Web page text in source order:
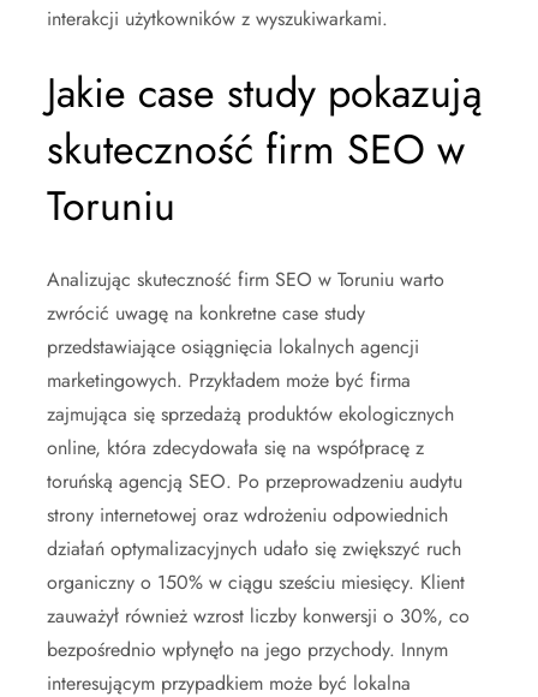
interakcji użytkowników z wyszukiwarkami.
Jakie case study pokazują
skuteczność firm SEO w
Toruniu
Analizując skuteczność firm SEO w Toruniu warto
zwrócić uwagę na konkretne case study
przedstawiające osiągnięcia lokalnych agencji
marketingowych. Przykładem może być firma
zajmująca się sprzedażą produktów ekologicznych
online, która zdecydowała się na współpracę z
toruńską agencją SEO. Po przeprowadzeniu audytu
strony internetowej oraz wdrożeniu odpowiednich
działań optymalizacyjnych udało się zwiększyć ruch
organiczny o 150% w ciągu sześciu miesięcy. Klient
zauważył również wzrost liczby konwersji o 30%, co
bezpośrednio wpłynęło na jego przychody. Innym
interesującym przypadkiem może być lokalna